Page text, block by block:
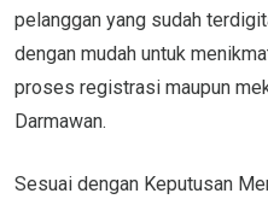
pelanggan yang sudah
dengan mudah untuk
proses registrasi maupun
Darmawan.
Sesuai dengan Keputusan